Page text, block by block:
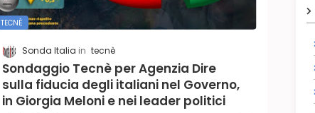
TECNÈ
Sonda Italia tecnè
Sondaggio Tecnè per Agenzia Dire
sulla fiducia degli italiani nel Governo,
in Giorgia Meloni e nei leader politici